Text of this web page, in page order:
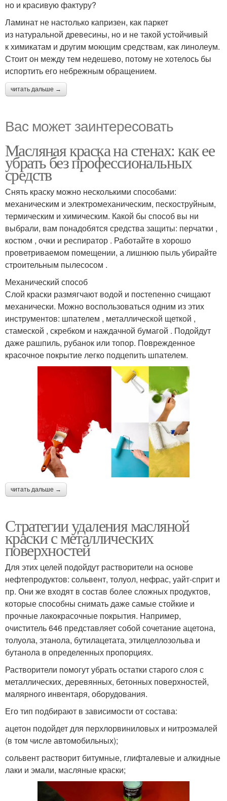
но и красивую фактуру?
Ламинат не настолько капризен, как паркет
из натуральной древесины, но и не такой устойчивый
к химикатам и другим моющим средствам, как линолеум.
Стоит он между тем недешево, потому не хотелось бы
испортить его небрежным обращением.
читать дальше →
Вас может заинтересовать
Масляная краска на стенах: как ее
убрать без профессиональных
средств
Снять краску можно несколькими способами:
механическим и электромеханическим, пескоструйным,
термическим и химическим. Какой бы способ вы ни
выбрали, вам понадобятся средства защиты: перчатки ,
костюм , очки и респиратор . Работайте в хорошо
проветриваемом помещении, а лишнюю пыль убирайте
строительным пылесосом .
Механический способ
Слой краски размягчают водой и постепенно счищают
механически. Можно воспользоваться одним из этих
инструментов: шпателем , металлической щеткой ,
стамеской , скребком и наждачной бумагой . Подойдут
даже рашпиль, рубанок или топор. Поврежденное
красочное покрытие легко подцепить шпателем.
читать дальше →
Стратегии удаления масляной
краски с металлических
поверхностей
Для этих целей подойдут растворители на основе
нефтепродуктов: сольвент, толуол, нефрас, уайт-сприт и
пр. Они же входят в состав более сложных продуктов,
которые способны снимать даже самые стойкие и
прочные лакокрасочные покрытия. Например,
очиститель 646 представляет собой сочетание ацетона,
толуола, этанола, бутилацетата, этилцеллозольва и
бутанола в определенных пропорциях.
Растворители помогут убрать остатки старого слоя с
металлических, деревянных, бетонных поверхностей,
малярного инвентаря, оборудования.
Его тип подбирают в зависимости от состава:
ацетон подойдет для перхлорвиниловых и нитроэмалей
(в том числе автомобильных);
сольвент растворит битумные, глифталевые и алкидные
лаки и эмали, масляные краски;